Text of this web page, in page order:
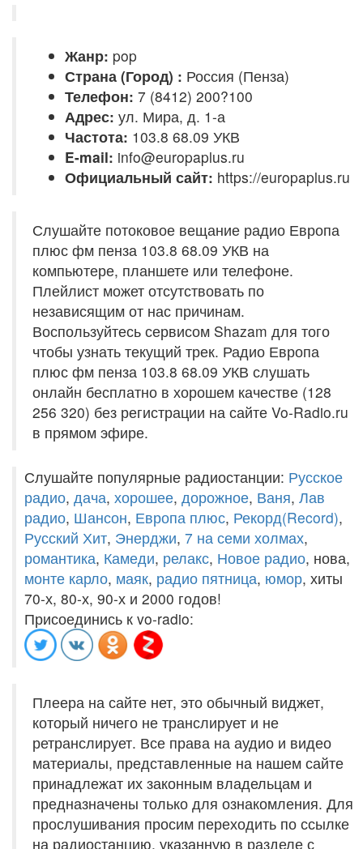
Жанр: pop
Страна (Город) : Россия (Пенза)
Телефон: 7 (8412) 200?100
Адрес: ул. Мира, д. 1-а
Частота: 103.8 68.09 УКВ
E-mail: info@europaplus.ru
Официальный сайт: https://europaplus.ru
Слушайте потоковое вещание радио Европа
плюс фм пенза 103.8 68.09 УКВ на
компьютере, планшете или телефоне.
Плейлист может отсутствовать по
независящим от нас причинам.
Воспользуйтесь сервисом Shazam для того
чтобы узнать текущий трек. Радио Европа
плюс фм пенза 103.8 68.09 УКВ слушать
онлайн бесплатно в хорошем качестве (128
256 320) без регистрации на сайте Vo-Radio.ru
в прямом эфире.
Слушайте популярные радиостанции: Русское
радио, дача, хорошее, дорожное, Ваня, Лав
радио, Шансон, Европа плюс, Рекорд(Record),
Русский Хит, Энерджи, 7 на семи холмах,
романтика, Камеди, релакс, Новое радио, нова,
монте карло, маяк, радио пятница, юмор, хиты
70-х, 80-х, 90-х и 2000 годов!
Присоединись к vo-radio:
Плеера на сайте нет, это обычный виджет,
который ничего не транслирует и не
ретранслирует. Все права на аудио и видео
материалы, представленные на нашем сайте
принадлежат их законным владельцам и
предназначены только для ознакомления. Для
прослушивания просим переходить по ссылке
на радиостанцию, указанную в разделе с